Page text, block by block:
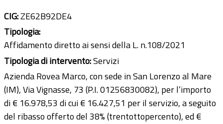
CIG:ZE62B92DE4
Tipologia:
Affidamento diretto ai sensi della L. n.108/2021
Tipologia di intervento:Servizi
Azienda Rovea Marco, con sede in San Lorenzo al Mare
(IM), Via Vignasse, 73 (P.I. 01256830082), per l’importo
di € 16.978,53 di cui € 16.427,51 per il servizio, a seguito
del ribasso offerto del 38% (trentottopercento), ed €